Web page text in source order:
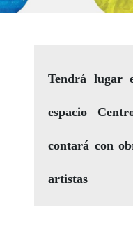
Tendrá lugar
espacio
contará con
artistas